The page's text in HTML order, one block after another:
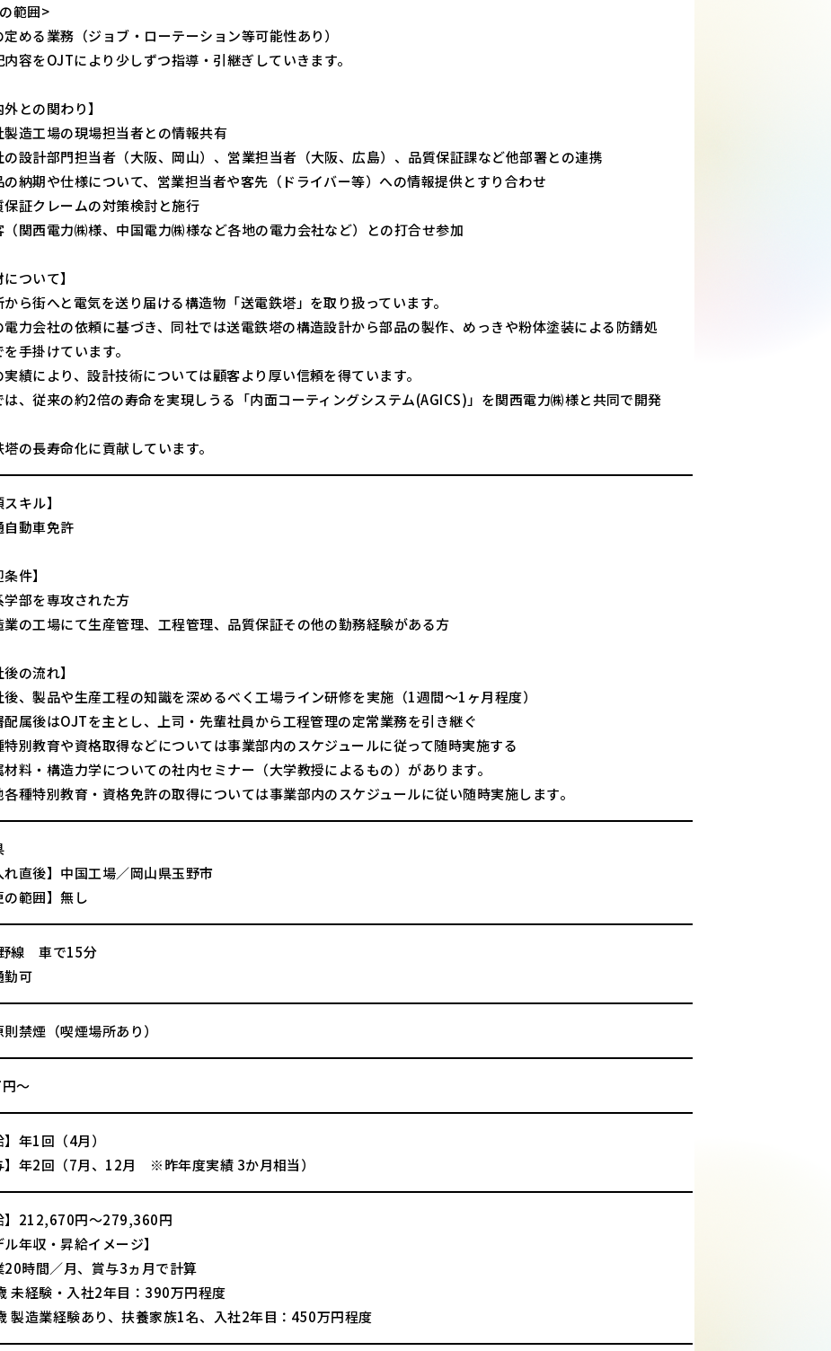
範囲>
定める業務（ジョブ・ローテーション等可能性あり）
容をOJTにより少しずつ指導・引継ぎしていきます。
外との関わり】
造工場の現場担当者との情報共有
設計部門担当者（大阪、岡山）、営業担当者（大阪、広島）、品質保証課など他部署との連携
納期や仕様について、営業担当者や客先（ドライバー等）への情報提供とすり合わせ
証クレームの対策検討と施行
関西電力㈱様、中国電力㈱様など各地の電力会社など）との打合せ参加
について】
から街へと電気を送り届ける構造物「送電鉄塔」を取り扱っています。
電力会社の依頼に基づき、同社では送電鉄塔の構造設計から部品の製作、めっきや粉体塗装による防錆処
手掛けています。
実績により、設計技術については顧客より厚い信頼を得ています。
は、従来の約2倍の寿命を実現しうる「内面コーティングシステム(AGICS)」を関西電力㈱様と共同で開発
の長寿命化に貢献しています。
スキル】
動車免許
条件】
部を専攻された方
の工場にて生産管理、工程管理、品質保証その他の勤務経験がある方
後の流れ】
、製品や生産工程の知識を深めるべく工場ライン研修を実施（1週間～1ヶ月程度）
属後はOJTを主とし、上司・先輩社員から工程管理の定常業務を引き継ぐ
別教育や資格取得などについては事業部内のスケジュールに従って随時実施する
料・構造力学についての社内セミナー（大学教授によるもの）があります。
各種特別教育・資格免許の取得については事業部内のスケジュールに従い随時実施します。
れ直後】中国工場／岡山県玉野市
の範囲】無し
線 車で15分
可
禁煙（喫煙場所あり）
～
】年1回（4月）
】年2回（7月、12月 ※昨年度実績 3か月相当）
】212,670円～279,360円
ル年収・昇給イメージ】
時間／月、賞与3ヵ月で計算
未経験・入社2年目：390万円程度
製造業経験あり、扶養家族1名、入社2年目：450万円程度